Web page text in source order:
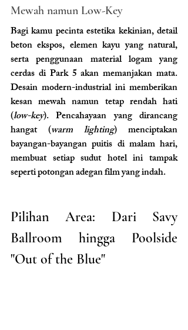
Mewah namun Low-Key
Bagi kamu pecinta estetika kekinian, detail
beton ekspos, elemen kayu yang natural,
serta penggunaan material logam yang
cerdas di Park 5 akan memanjakan mata.
Desain modern-industrial ini memberikan
kesan mewah namun tetap rendah hati
(low-key). Pencahayaan yang dirancang
hangat (warm lighting) menciptakan
bayangan-bayangan puitis di malam hari,
membuat setiap sudut hotel ini tampak
seperti potongan adegan film yang indah.
Pilihan Area: Dari Savy
Ballroom hingga Poolside
"Out of the Blue"